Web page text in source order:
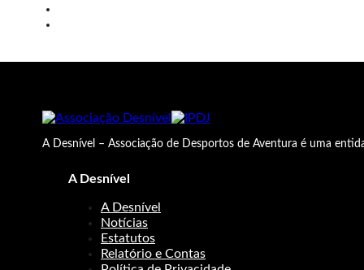
A Desnível – Associação de Desportos de Aventura é uma
A Desnível
A Desnível
Notícias
Estatutos
Relatório e Contas